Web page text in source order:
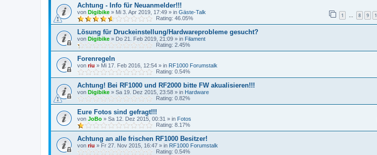
Achtung - Info für Neuanmelder!!!
von Digibike » Mi 3. Apr 2019, 17:49 » in Gäste-Talk 1 … 8 9
Rating: 46.05%
Lösung für Druckeinstellung/Hardwareprobleme gesucht?
von Digibike » Do 21. Feb 2019, 21:09 » in Filament
Rating: 2.45%
Forenregeln
von riu » Mi 17. Feb 2016, 12:54 » in RF1000 Forumstalk
Rating: 0.54%
Achtung! Bei RF1000 und RF2000 bitte FW akualisieren!!!
von Digibike » Sa 19. Dez 2015, 23:58 » in Hardware
Rating: 0.82%
Eure Fotos sind gefragt!!!
von JoBo » Sa 12. Dez 2015, 00:31 » in Fotos
Rating: 8.17%
Achtung an alle frischen RF1000 Besitzer!
von riu » Fr 27. Nov 2015, 16:47 » in RF1000 Forumstalk
Rating: 0.54%